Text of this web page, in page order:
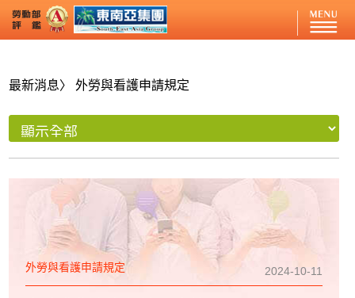
最新消息〉 外勞與看護申請規定
2024-10-11
外勞與看護申請規定